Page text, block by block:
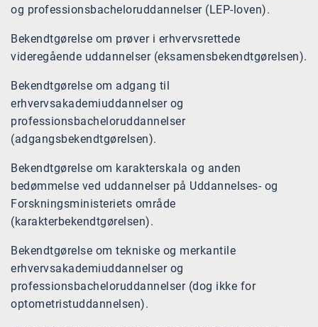
og professionsbacheloruddannelser (LEP-loven).
Bekendtgørelse om prøver i erhvervsrettede
videregående uddannelser (eksamensbekendtgørelsen).
Bekendtgørelse om adgang til
erhvervsakademiuddannelser og
professionsbacheloruddannelser
(adgangsbekendtgørelsen).
Bekendtgørelse om karakterskala og anden
bedømmelse ved uddannelser på Uddannelses- og
Forskningsministeriets område
(karakterbekendtgørelsen).
Bekendtgørelse om tekniske og merkantile
erhvervsakademiuddannelser og
professionsbacheloruddannelser (dog ikke for
optometristuddannelsen).